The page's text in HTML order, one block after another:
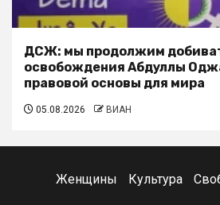
ДСЖ: мы продолжим
освобождения Абдуллы
правовой основы для мира
05.08.2026 ВИАН
Женщины Культура